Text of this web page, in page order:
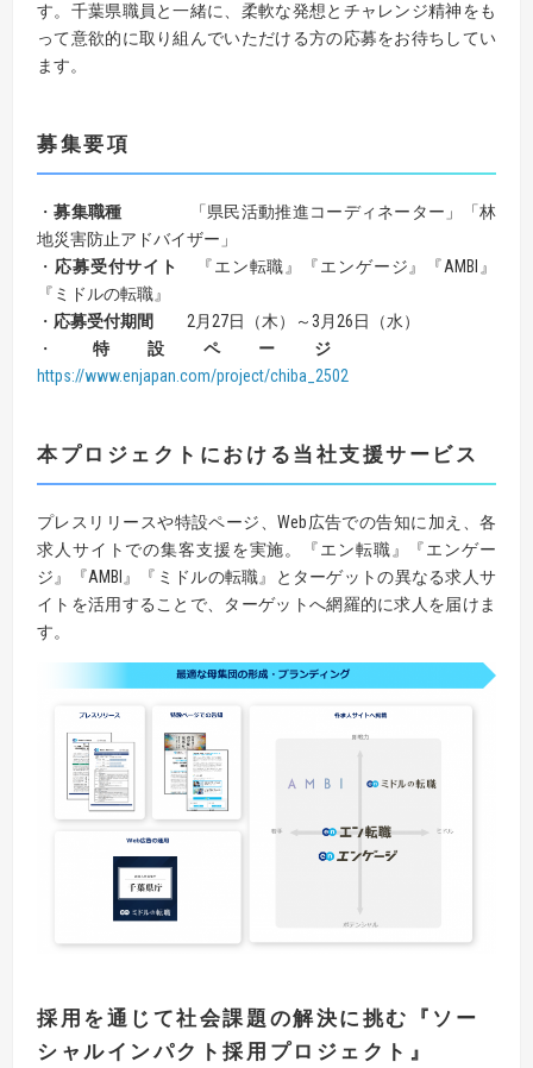
す。千葉県職員と一緒に、柔軟な発想とチャレンジ精神をも
って意欲的に取り組んでいただける方の応募をお待ちしてい
ます。
募集要項
・募集職種 「県民活動推進コーディネーター」「林
地災害防止アドバイザー」
・ 応募受付サイト
『エン転職』『エンゲージ』『AMBI』
『ミドルの転職』
・ 応募受付期間
2月27日（木）～3月26日（水）
・ 特設ページ
https://www.enjapan.com/project/chiba_2502
本プロジェクトにおける当社支援サービス
プレスリリースや特設ページ、Web広告での告知に加え、各
求人サイトでの集客支援を実施。『エン転職』『エンゲー
ジ』『AMBI』『ミドルの転職』とターゲットの異なる求人サ
イトを活用することで、ターゲットへ網羅的に求人を届けま
す。
採用を通じて社会課題の解決に挑む 『 ソー
シャルインパクト採用プロジェクト 』